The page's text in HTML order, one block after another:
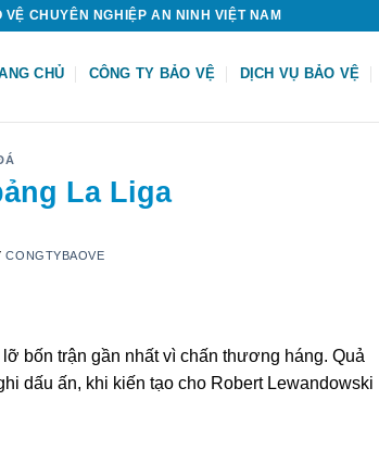
CHUYÊN NGHIỆP AN NINH VIỆT NAM
CHỦ CÔNG TY BẢO VỆ DỊCH VỤ BẢO VỆ
La Liga
CONGTYBAOVE
bốn trận gần nhất vì chấn thương háng. Quả
dấu ấn, khi kiến tạo cho Robert Lewandowski